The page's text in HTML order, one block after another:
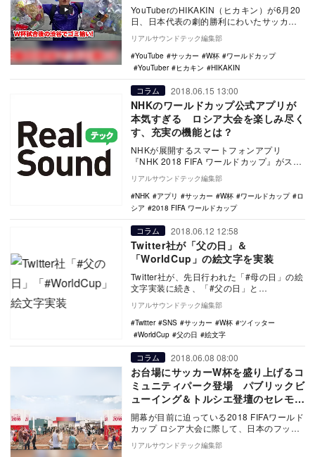
YouTuberのHIKAKIN（ヒカキン）が6月20
日、日本代表の劇的勝利にわいたサッカー
W杯・コロンビア戦後に渋谷を訪れ、ゴ…
リアルサウンドテック編集部
YouTube
サッカー W杯
ワールドカップ
YouTuber
ヒカキン HIKAKIN
コラム 2018.06.15 13:00
NHKのワールドカップ公式アプリが
本気すぎる ロシア大会を楽しみ尽く
す、充実の機能とは？
NHKが展開するスマートフォンアプリ
『NHK 2018 FIFA ワールドカップ』がスゴ
い。 14日に開幕した、2018FI…
リアルサウンドテック編集部
NHK
アプリ サッカー W杯 ワールドカップ
ロ
シア
2018 FIFA ワールドカップ
コラム 2018.06.12 12:58
Twitter社が「父の日」＆
「WorldCup」の絵文字を実装
Twitter社が、先日行われた「#母の日」の絵
文字実装に続き、「#父の日」と
「#WorldCup」の絵文字の提供を開始し
た。 …
リアルサウンドテック編集部
Twitter
SNS サッカー W杯
ツイッター
WorldCup
父の日 絵文字
コラム 2018.06.08 08:00
お台場にサッカーW杯を盛り上げるコ
ミュニティパーク登場 パブリックビ
ューイング＆トルシエ登壇のセレモニ
ーも
開幕が目前に迫っている2018 FIFAワールド
カップ ロシア大会に際して、日本のフット
ボールを盛り上げるスポーツコミュニティ
パ…
リアルサウンドテック編集部